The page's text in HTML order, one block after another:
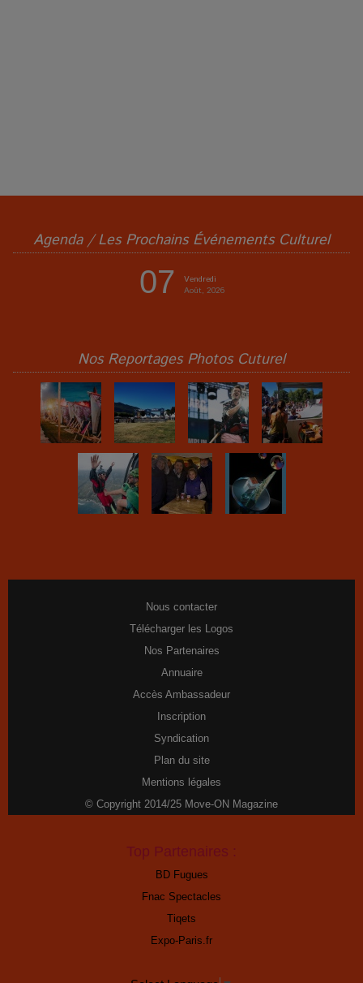
Agenda / Les Prochains Événements Culturel
07
Vendredi
Août, 2026
Nos Reportages Photos Cuturel
Nous contacter
Télécharger les Logos
Nos Partenaires
Annuaire
Accès Ambassadeur
Inscription
Syndication
Plan du site
Mentions légales
© Copyright 2014/25 Move-ON Magazine
BD Fugues
Fnac Spectacles
Tiqets
Expo-Paris.fr